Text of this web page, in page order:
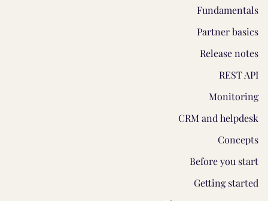
Fundamentals
Partner basics
Release notes
REST API
Monitoring
CRM and helpdesk
Concepts
Before you start
Getting started